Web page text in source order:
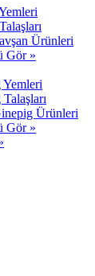
Ürünleri
Gör »
Ürünleri
Gör »